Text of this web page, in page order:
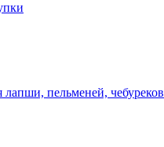
пельменей, чебуреков